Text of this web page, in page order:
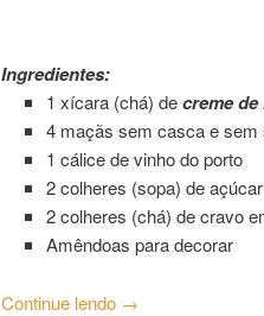
Ingredientes:
1 xícara (chá) decreme
4 maçãs sem casca e sem
1 cálice de vinho do porto
2 colheres (sopa) de açúcar
2 colheres (chá) de cravo
Amêndoas para decorar
Continue lendo →